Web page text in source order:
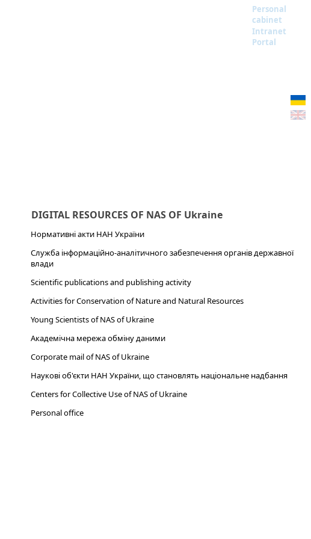
Personal
cabinet
Intranet
Portal
DIGITAL RESOURCES OF NAS OF Ukraine
Нормативні акти НАН України
Служба інформаційно-аналітичного забезпечення органів державної
влади
Scientific publications and publishing activity
Activities for Conservation of Nature and Natural Resources
Young Scientists of NAS of Ukraine
Академічна мережа обміну даними
Corporate mail of NAS of Ukraine
Наукові об'єкти НАН України, що становлять національне надбання
Centers for Collective Use of NAS of Ukraine
Personal office